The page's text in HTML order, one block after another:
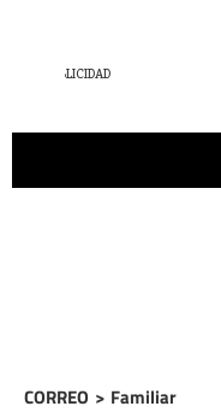
CORREO > Familiar